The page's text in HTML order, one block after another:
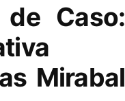
de Caso:
Mirabal